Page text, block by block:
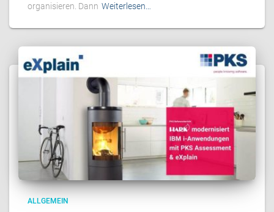
organisieren. Dann Weiterlesen…
ALLGEMEIN